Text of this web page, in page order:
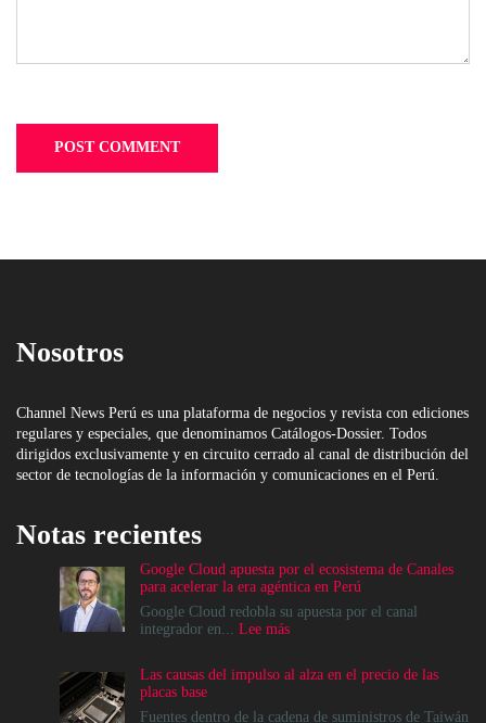
Nosotros
Channel News Perú es una plataforma de negocios y revista con ediciones
regulares y especiales, que denominamos Catálogos-Dossier. Todos
dirigidos exclusivamente y en circuito cerrado al canal de distribución del
sector de tecnologías de la información y comunicaciones en el Perú.
Notas recientes
Google Cloud apuesta por el ecosistema de Canales
para acelerar la era agéntica en Perú
Google Cloud redobla su apuesta por el canal
integrador en... Lee más:
apuesta
el
Las causas del impulso al alza en el precio de las
placas base
Fuentes dentro de la cadena de suministros de Taiwán